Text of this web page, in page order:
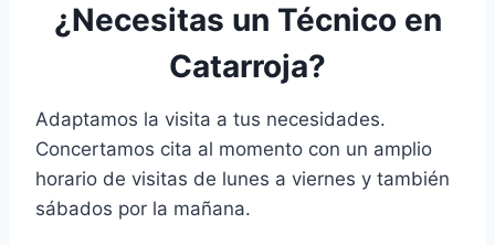
¿Necesitas un Técnico en
Catarroja?
Adaptamos la visita a tus necesidades.
Concertamos cita al momento con un amplio
horario de visitas de lunes a viernes y también
sábados por la mañana.